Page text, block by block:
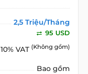
2,5 Triệu/Tháng
95 USD
10% VAT (Không gồm)
Bao gồm